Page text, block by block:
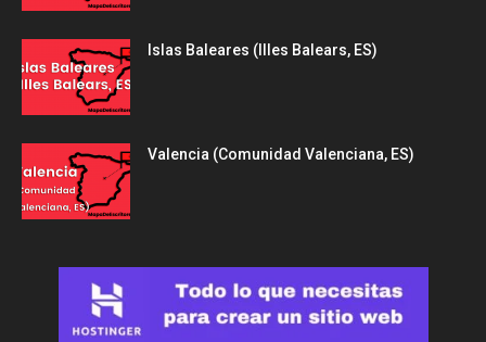
Islas Baleares (Illes Balears, ES)
Valencia (Comunidad Valenciana, ES)